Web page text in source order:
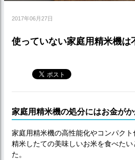
2017年06月27日
使っていない家庭用精米機は
家庭用精米機の処分にはお金がか
家庭用精米機の高性能化やコンパク
精米したての美味しいお米を食べた
た。